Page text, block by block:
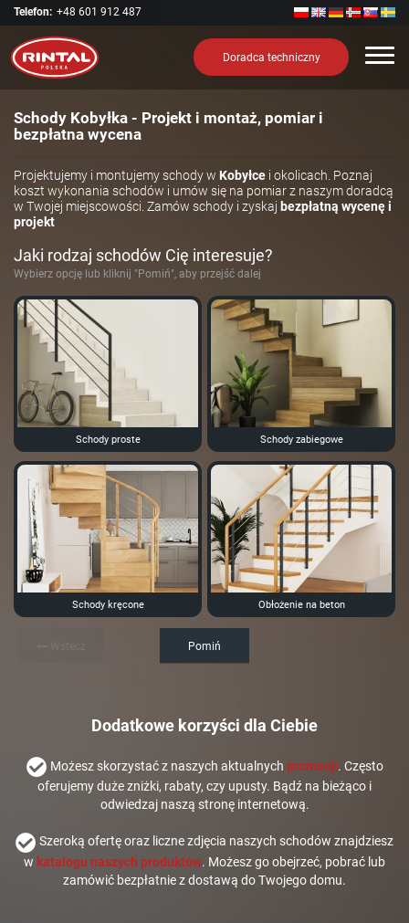
Telefon: +48 601 912 487
Doradca techniczny
Schody Kobyłka - Projekt i montaż, pomiar i
bezpłatna wycena
Projektujemy i montujemy schody w Kobyłce i okolicach. Poznaj
koszt wykonania schodów i umów się na pomiar z naszym doradcą
w Twojej miejscowości. Zamów schody i zyskaj bezpłatną wycenę i
projekt
Jaki rodzaj schodów Cię interesuje?
Wybierz opcję lub kliknij "Pomiń", aby przejść dalej
Schody proste Schody zabiegowe
Schody kręcone Obłożenie na beton
Pomiń
Dodatkowe korzyści dla Ciebie
Możesz skorzystać z naszych aktualnych promocji. Często
oferujemy duże zniżki, rabaty, czy upusty. Bądź na bieżąco i
odwiedzaj naszą stronę internetową.
Szeroką ofertę oraz liczne zdjęcia naszych schodów znajdziesz
w katalogu naszych produktów. Możesz go obejrzeć, pobrać lub
zamówić bezpłatnie z dostawą do Twojego domu.